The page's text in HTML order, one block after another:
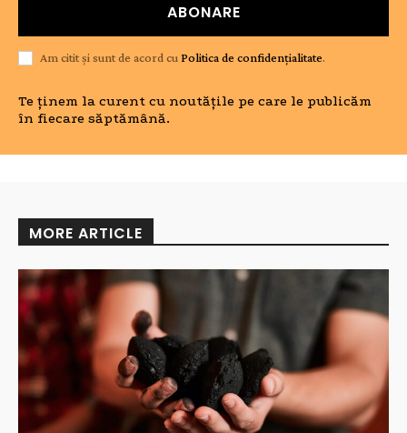
ABONARE
Am citit și sunt de acord cuPolitica de confidențialitate.
Te ținem la curent cu noutățile pe care le publicăm
în fiecare săptămână.
MORE ARTICLE